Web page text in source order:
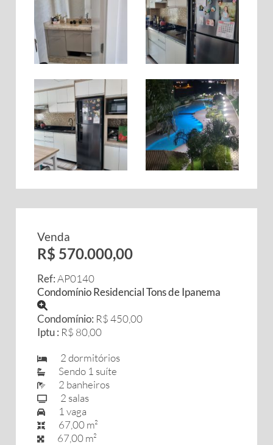
Venda
R$ 570.000,00
Ref:AP0140
Condomínio Residencial Tons de Ipanema
Condomínio: R$ 450,00
Iptu : R$ 80,00
2 dormitórios
Sendo 1 suíte
2 banheiros
2 salas
1 vaga
67,00 m²
67,00 m²